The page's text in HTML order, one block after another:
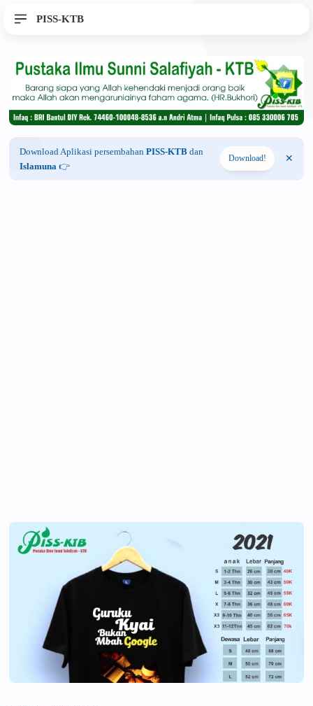
PISS-KTB
Download Aplikasi persembahan PISS-KTB dan
Islamuna 👉
Download!